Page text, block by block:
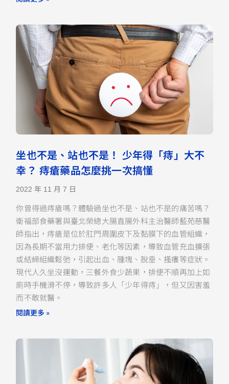
坐也不是、站也不是！ 少年得「痔」大不
幸？ 痔瘡藥品怎麼挑一次搞懂
2022 年 11 月 7 日
你曾得過痔瘡嗎？體驗過坐也不是、站也不是的痛苦嗎？
衛福部食藥署與臺北榮總大腸直腸外科主治醫師藍苑慈醫
師指出，痔瘡是位於肛門周圍皮下及黏膜下的血管組織，
因為長期不當用力排便、老化等因素，導致血管充血擴張
或結締組織鬆弛，引起出血、腫塊、脫垂、搔癢等症狀。
現代人久坐沒運動，三餐外食少蔬果，排便不順再加上如
廁時手機滑不停，導致許多人「少年得痔」，但又因害羞
而不敢就醫。
閱讀更多 »